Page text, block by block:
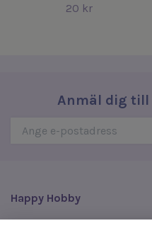
20 kr
Anmäl dig till
Happy Hobby